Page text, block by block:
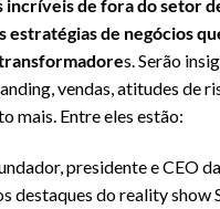
de fora do setor
estratégias de negócios
s. Serão
vendas, atitudes de
mais. Entre eles estão:
presidente e CEO
destaques do reality show